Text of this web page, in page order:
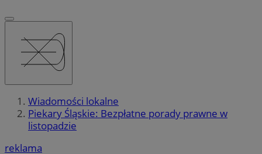
Wiadomości lokalne
Piekary Śląskie: Bezpłatne porady prawne w
listopadzie
reklama